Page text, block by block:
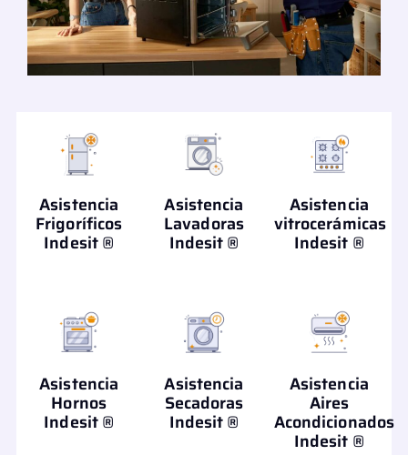
Asistencia
Frigoríficos
Indesit ®
Asistencia
Lavadoras
Indesit ®
Asistencia
vitrocerámicas
Indesit ®
Asistencia
Hornos
Indesit ®
Asistencia
Secadoras
Indesit ®
Asistencia
Aires
Acondicionados
Indesit ®